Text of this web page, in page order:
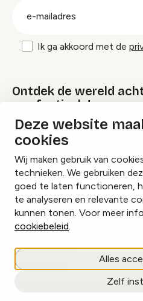
Deze website
cookies
Wij maken gebruik van
technieken. We gebruiken
goed te laten functioneren,
te analyseren en relevante
kunnen tonen. Voor meer
cookiebeleid.
Alles
Zelf
Ik ga akkoord met de
Ontdek de wereld
van festivals!
Lees onze
InstagramFacebookLinkedIn
Cookies beheren
Privacy policy
copyright © 2026